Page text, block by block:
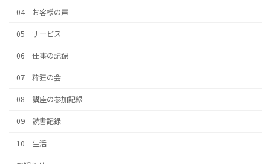
04 お客様の声
05 サービス
06 仕事の記録
07 粋狂の会
08 講座の参加記録
09 読書記録
10 生活